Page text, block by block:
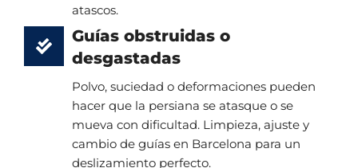
atascos.
Guías obstruidas o
desgastadas
Polvo, suciedad o deformaciones pueden
hacer que la persiana se atasque o se
mueva con dificultad. Limpieza, ajuste y
cambio de guías en Barcelona para un
deslizamiento perfecto.